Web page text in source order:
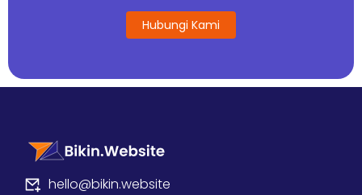
Hubungi Kami
hello@bikin.website